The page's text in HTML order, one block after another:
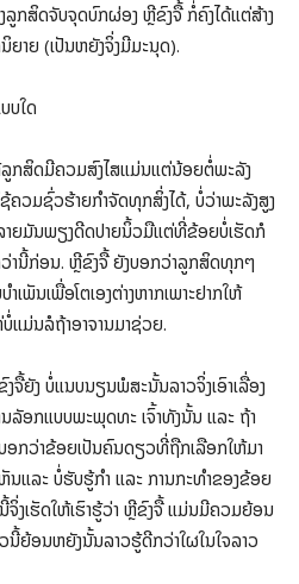
ລູກສິດຈັບຈຸດບົກຜ່ອງ ຫຼີຂົງຈື້ ກໍ່ຄົງໄດ້ແຕ່ສ້າງ
າຍ (ເປັນຫຍັງຈິ່ງມີມະນຸດ).
ບໃດ
ກສິດມີຄວມສົງໄສແມ່ນແຕ່ນ້ອຍຕໍ່ພະລັງ
ຄວມຊົ່ວຮ້າຍກຳຈັດທຸກສິ່ງໄດ້, ບໍ່ວ່າພະລັງສູງ
າຍມັນພຽງດີດປາຍນິ້ວມືແຕ່ທີ່ຂ້ອຍບໍ່ເຮັດກໍ
ານີ້ກ່ອນ. ຫຼີຂົງຈື້ ຍັງບອກວ່າລູກສິດທຸກໆ
ພັນເພື່ອໂຕເອງຕ່າງຫາກເພາະຢາກໃຫ້
ບໍ່ແມ່ນລໍຖ້າອາຈານມາຊ່ວຍ.
ຍັງ ບໍ່ແນບນຽນພໍສະນັ້ນລາວຈິ່ງເອົາເລື່ອງ
ານລັອກແບບພະພຸດທະ ເຈົ້າທັງນັ້ນ ແລະ ຖ້າ
ບອກວ່າຂ້ອຍເປັນຄົນດຽວທີ່ຖືກເລືອກໃຫ້ມາ
ຫັນແລະ ບໍ່ຮັບຮູ້ກຳ ແລະ ການກະທຳຂອງຂ້ອຍ
ຈິ່ງເຮັດໃຫ້ເຮົາຮູ້ວ່າ ຫຼີຂົງຈື້ ແມ່ນມີຄວມຍ້ອນ
ວນີ້ຍ້ອນຫຍັງນັ້ນລາວຮູ້ດີກວ່າໃຜໃນໃຈລາວ